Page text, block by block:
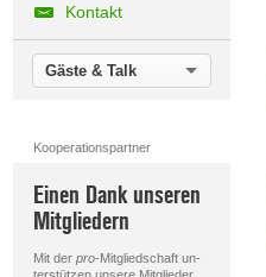
Kontakt
Gäste & Talk
Kooperationspartner
Einen Dank unseren
Mitgliedern
Mit der pro-Mitgliedschaft un-